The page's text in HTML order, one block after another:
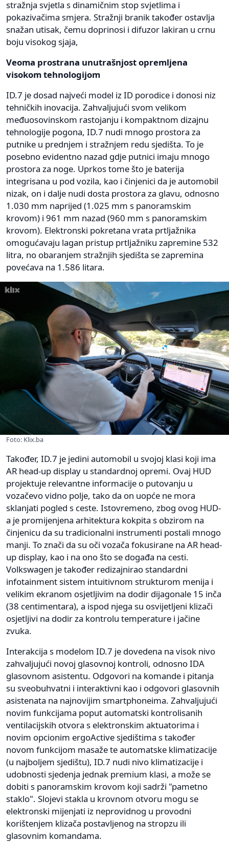
stražnja svjetla s dinamičnim stop svjetlima i
pokazivačima smjera. Stražnji branik također ostavlja
snažan utisak, čemu doprinosi i difuzor lakiran u crnu
boju visokog sjaja,
Veoma prostrana unutrašnjost opremljena
visokom tehnologijom
ID.7 je dosad najveći model iz ID porodice i donosi niz
tehničkih inovacija. Zahvaljujući svom velikom
međuosovinskom rastojanju i kompaktnom dizajnu
tehnologije pogona, ID.7 nudi mnogo prostora za
putnike u prednjem i stražnjem redu sjedišta. To je
posebno evidentno nazad gdje putnici imaju mnogo
prostora za noge. Uprkos tome što je baterija
integrisana u pod vozila, kao i činjenici da je automobil
nizak, on i dalje nudi dosta prostora za glavu, odnosno
1.030 mm naprijed (1.025 mm s panoramskim
krovom) i 961 mm nazad (960 mm s panoramskim
krovom). Elektronski pokretana vrata prtljažnika
omogućavaju lagan pristup prtljažniku zapremine 532
litra, no obaranjem stražnjih sjedišta se zapremina
povećava na 1.586 litara.
Foto: Klix.ba
Također, ID.7 je jedini automobil u svojoj klasi koji ima
AR head-up display u standardnoj opremi. Ovaj HUD
projektuje relevantne informacije o putovanju u
vozačevo vidno polje, tako da on uopće ne mora
sklanjati pogled s ceste. Istovremeno, zbog ovog HUD-
a je promijenjena arhitektura kokpita s obzirom na
činjenicu da su tradicionalni instrumenti postali mnogo
manji. To znači da su oči vozača fokusirane na AR head-
up display, kao i na ono što se događa na cesti.
Volkswagen je također redizajnirao standardni
infotainment sistem intuitivnom strukturom menija i
velikim ekranom osjetljivim na dodir dijagonale 15 inča
(38 centimentara), a ispod njega su osvijetljeni klizači
osjetljivi na dodir za kontrolu temperature i jačine
zvuka.
Interakcija s modelom ID.7 je dovedena na visok nivo
zahvaljujući novoj glasovnoj kontroli, odnosno IDA
glasovnom asistentu. Odgovori na komande i pitanja
su sveobuhvatni i interaktivni kao i odgovori glasovnih
asistenata na najnovijim smartphoneima. Zahvaljujući
novim funkcijama poput automatski kontrolisanih
ventilacijskih otvora s elektronskim aktuatorima i
novim opcionim ergoActive sjedištima s također
novom funkcijom masaže te automatske klimatizacije
(u najboljem sjedištu), ID.7 nudi nivo klimatizacije i
udobnosti sjedenja jednak premium klasi, a može se
dobiti s panoramskim krovom koji sadrži "pametno
staklo". Slojevi stakla u krovnom otvoru mogu se
elektronski mijenjati iz neprovidnog u provodni
korištenjem klizača postavljenog na stropzu ili
glasovnim komandama.